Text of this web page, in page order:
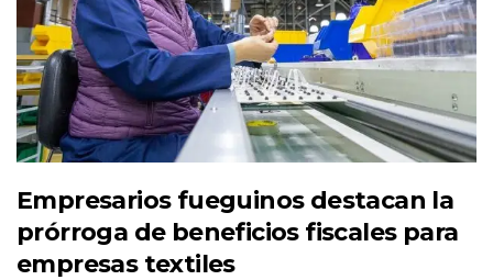
Empresarios fueguinos destacan la
prórroga de beneficios fiscales para
empresas textiles